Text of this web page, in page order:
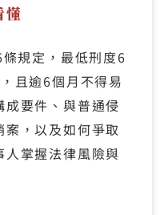
懂
規定，最低刑度6
且逾6個月不得易
要件、與普通侵
，以及如何爭取
掌握法律風險與